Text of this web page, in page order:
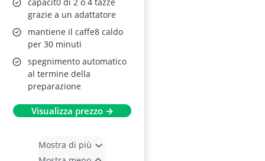
grazie a un adattatore
mantiene il caffe8 caldo
per 30 minuti
spegnimento automatico
al termine della
preparazione
Visualizza prezzo →
Mostra di più